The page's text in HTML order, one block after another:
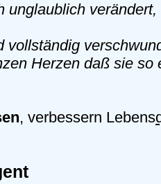
unglaublich
vollständig
Herzen daß sie so
, verbessern Lebens